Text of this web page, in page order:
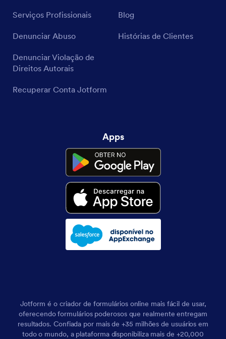
Serviços Profissionais
Denunciar Abuso
Denunciar Violação de
Direitos Autorais
Recuperar Conta Jotform
Blog
Histórias de Clientes
Apps
Jotform é o criador de formulários online mais fácil de usar,
oferecendo formulários poderosos que realmente entregam
resultados. Confiada por mais de +35 milhões de usuários em
todo o mundo, a plataforma disponibiliza mais de +20,000